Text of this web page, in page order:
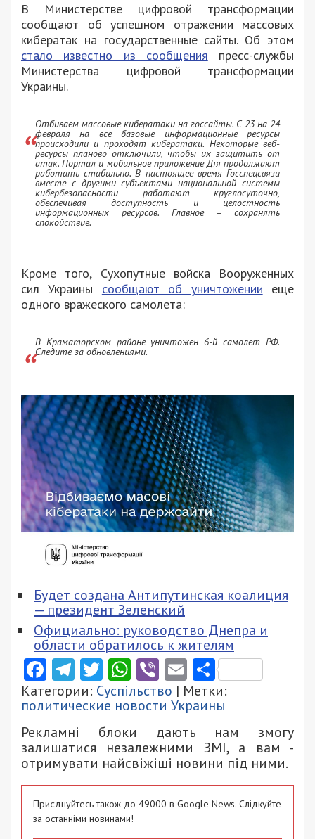
В Министерстве цифровой трансформации
сообщают об успешном отражении массовых
кибератак на государственные сайты. Об этом
стало известно из сообщения пресс-службы
Министерства цифровой трансформации
Украины.
Отбиваем массовые кибератаки на госсайты. С 23 на 24
февраля на все базовые информационные ресурсы
происходили и проходят кибератаки. Некоторые веб-
ресурсы планово отключили, чтобы их защитить от
атак. Портал и мобильное приложение Дія продолжают
работать стабильно. В настоящее время Госспецсвязи
вместе с другими субъектами национальной системы
кибербезопасности работают круглосуточно,
обеспечивая доступность и целостность
информационных ресурсов. Главное – сохранять
спокойствие.
Кроме того, Сухопутные войска Вооруженных
сил Украины сообщают об уничтожении еще
одного вражеского самолета:
В Краматорском районе уничтожен 6-й самолет РФ.
Следите за обновлениями.
Будет создана Антипутинская коалиция
— президент Зеленский
Официально: руководство Днепра и
области обратилось к жителям
Facebook
Telegram
Twitter
WhatsApp
ViberEmail
Категории: Суспільство | Метки:
политические новости Украины
Рекламні блоки дають нам змогу
залишатися незалежними ЗМІ, а вам -
отримувати найсвіжіші новини під ними.
Приєднуйтесь також до 49000 в Google News. Слідкуйте
за останніми новинами!